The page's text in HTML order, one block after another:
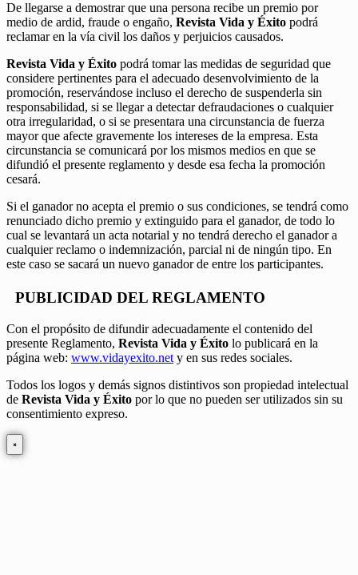
De llegarse a demostrar que una persona recibe un premio por
medio de ardid, fraude o engaño, Revista Vida y Éxito podrá
reclamar en la vía civil los daños y perjuicios causados.
Revista Vida y Éxito podrá tomar las medidas de seguridad que
considere pertinentes para el adecuado desenvolvimiento de la
promoción, reservándose incluso el derecho de suspenderla sin
responsabilidad, si se llegar a detectar defraudaciones o cualquier
otra irregularidad, o si se presentara una circunstancia de fuerza
mayor que afecte gravemente los intereses de la empresa. Esta
circunstancia se comunicará por los mismos medios en que se
difundió el presente reglamento y desde esa fecha la promoción
cesará.
Si el ganador no acepta el premio o sus condiciones, se tendrá como
renunciado dicho premio y extinguido para el ganador, de todo lo
cual se levantará un acta notarial y no tendrá derecho el ganador a
cualquier reclamo o indemnización, parcial ni de ningún tipo. En
este caso se sacará un nuevo ganador de entre los participantes.
PUBLICIDAD DEL REGLAMENTO
Con el propósito de difundir adecuadamente el contenido del
presente Reglamento, Revista Vida y Éxito lo publicará en la
página web: www.vidayexito.net y en sus redes sociales.
Todos los logos y demás signos distintivos son propiedad intelectual
de Revista Vida y Éxito por lo que no pueden ser utilizados sin su
consentimiento expreso.
×